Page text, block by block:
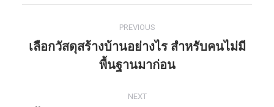
navigation
PREVIOUS
Previous
post:
เลือกวัสดุสร้างบ้านอย่างไร สำหรับคนไม่มี
พื้นฐานมาก่อน
NEXT